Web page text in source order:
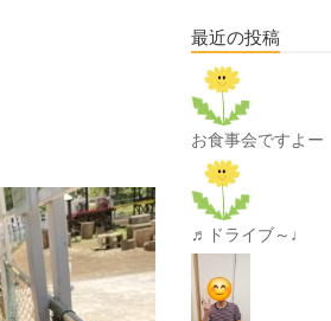
最近の投稿
お食事会ですよー
♬ドライブ～♩